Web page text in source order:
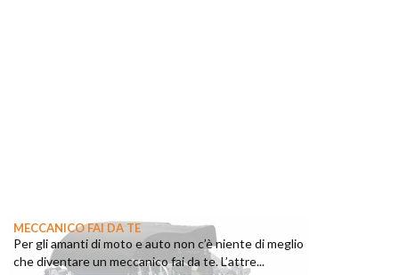
MECCANICO FAI DA TE
Per gli amanti di moto e auto non c’è niente di meglio
che diventare un meccanico fai da te. L’attre...